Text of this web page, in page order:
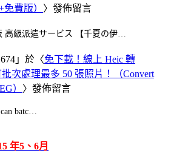
費版） 〉發佈留言
高級派遣サービス 【千夏の伊…
」於〈免下載！線上 Heic 轉
批次處理最多 50 張照片！（Convert
） 〉發佈留言
batc…
年5、6月